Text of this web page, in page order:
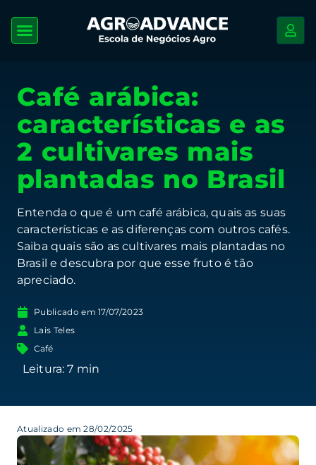
Café arábica:
características e as
2 cultivares mais
plantadas no Brasil
Entenda o que é um café arábica, quais as suas
características e as diferenças com outros cafés.
Saiba quais são as cultivares mais plantadas no
Brasil e descubra por que esse fruto é tão
apreciado.
Publicado em 17/07/2023
Lais Teles
Café
Atualizado em 28/02/2025